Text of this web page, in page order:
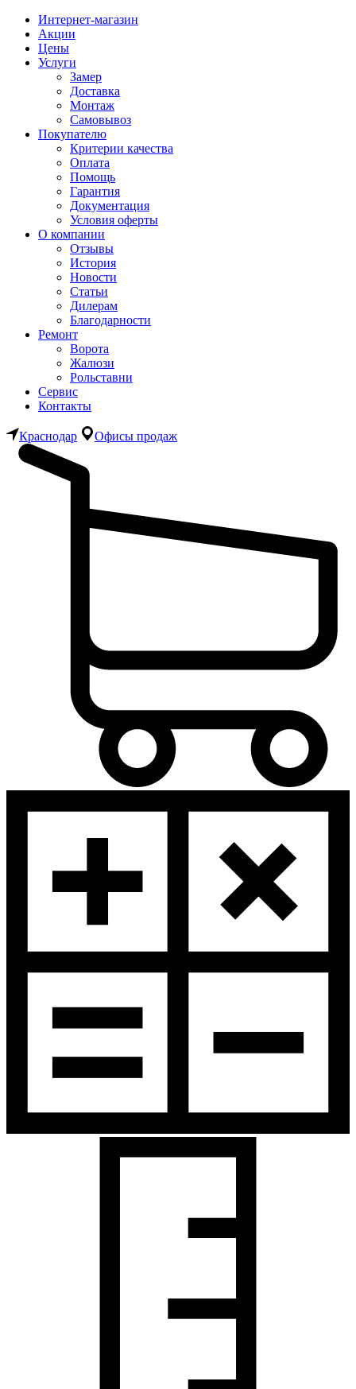
Интернет-магазин
Акции
Цены
Услуги
Замер
Доставка
Монтаж
Самовывоз
Покупателю
Критерии качества
Оплата
Помощь
Гарантия
Документация
Условия оферты
О компании
Отзывы
История
Новости
Статьи
Дилерам
Благодарности
Ремонт
Ворота
Жалюзи
Рольставни
Сервис
Контакты
Краснодар Офисы продаж